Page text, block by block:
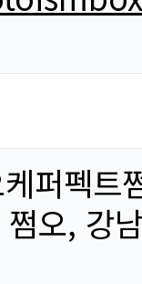
퍼펙트
오, 강